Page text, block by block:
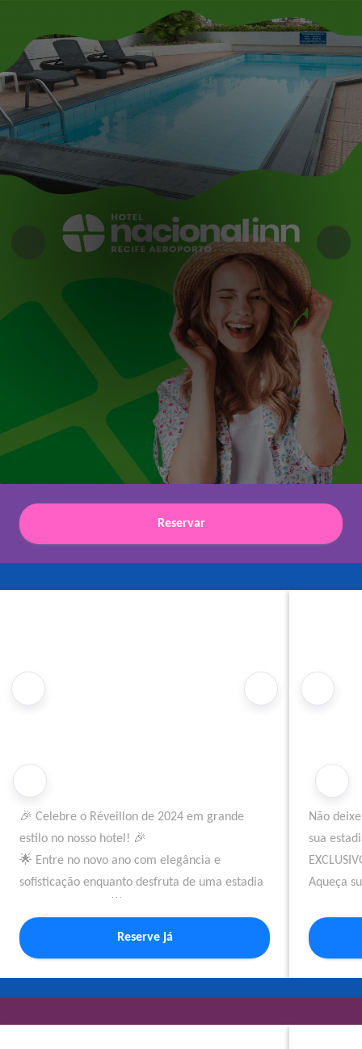
Reservar
🎉 Celebre o Réveillon de 2024 em grande
estilo no nosso hotel! 🎉
🌟 Entre no novo ano com elegância e
sofisticação enquanto desfruta de uma estadia
Reserve agora para garantir seu lugar no
Reveillon de Recife.
Reserve já
Não
sua
Aqueça
Reserve